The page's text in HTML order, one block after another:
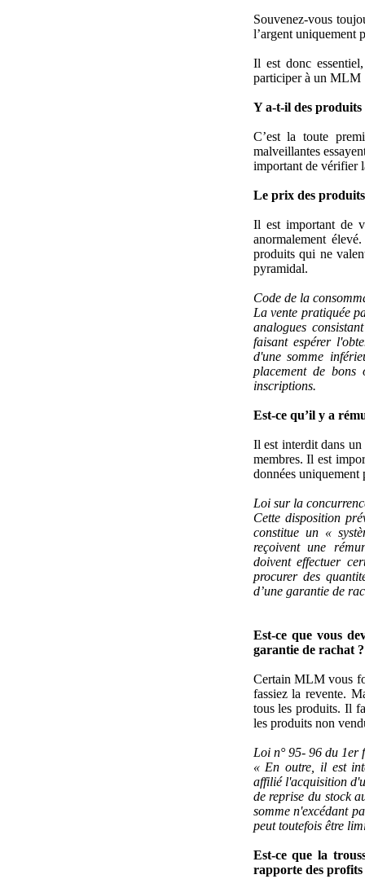
Souvenez-vous
l’argent uniquement
Il est donc
participer à un MLM
Y a-t-il des produits
C’est la toute
malveillantes
important de vérifier
Le prix des
Il est important de
anormalement
produits qui ne
pyramidal.
Code de la
La vente pratiquée
analogues
faisant espérer
d'une somme
placement de
inscriptions.
Est-ce qu’il y a
Il est interdit dans
membres. Il est
données uniquement
Loi sur la
Cette disposition
constitue un «
reçoivent une
doivent effectuer
procurer des
d’une garantie de
Est-ce que vous
garantie de rachat ?
Certain MLM vous
fassiez la revente.
tous les produits. Il
les produits non
Loi n° 95- 96 du 1er
« En outre, il est
affilié l'acquisition
de reprise du stock
somme n'excédant
peut toutefois être
Est-ce que la
rapporte des profits